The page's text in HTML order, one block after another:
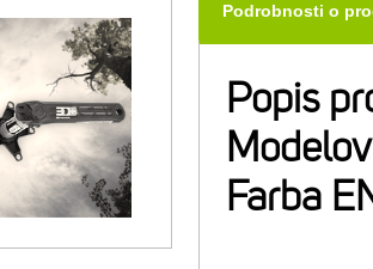
Podrobnosti o
Popis
Farba